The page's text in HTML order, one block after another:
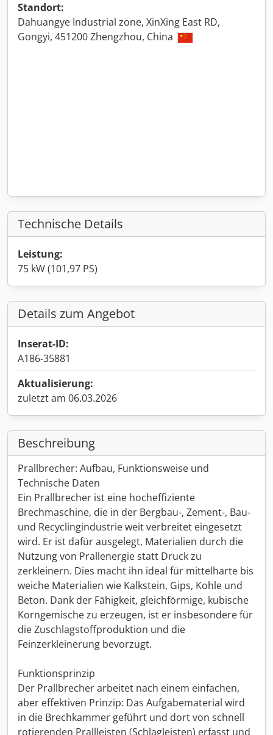
Standort:
Dahuangye Industrial zone, XinXing East RD,
Gongyi, 451200 Zhengzhou, China
Technische Details
Leistung:
75 kW (101,97 PS)
Details zum Angebot
Inserat-ID:
A186-35881
Aktualisierung:
zuletzt am 06.03.2026
Beschreibung
Prallbrecher: Aufbau, Funktionsweise und
Technische Daten
Ein Prallbrecher ist eine hocheffiziente
Brechmaschine, die in der Bergbau-, Zement-, Bau-
und Recyclingindustrie weit verbreitet eingesetzt
wird. Er ist dafür ausgelegt, Materialien durch die
Nutzung von Prallenergie statt Druck zu
zerkleinern. Dies macht ihn ideal für mittelharte bis
weiche Materialien wie Kalkstein, Gips, Kohle und
Beton. Dank der Fähigkeit, gleichförmige, kubische
Korngemische zu erzeugen, ist er insbesondere für
die Zuschlagstoffproduktion und die
Feinzerkleinerung bevorzugt.
Funktionsprinzip
Der Prallbrecher arbeitet nach einem einfachen,
aber effektiven Prinzip: Das Aufgabematerial wird
in die Brechkammer geführt und dort von schnell
rotierenden Prallleisten (Schlagleisten) erfasst und